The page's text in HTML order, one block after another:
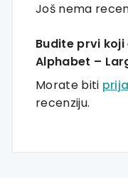
Još nema
Budite prvi
Alphabet –
Morate biti
recenziju.